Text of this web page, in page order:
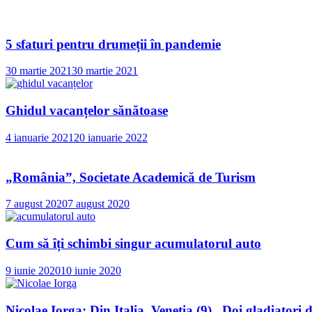
5 sfaturi pentru drumeții în pandemie
30 martie 202130 martie 2021
Ghidul vacanțelor sănătoase
4 ianuarie 2021 20 ianuarie 2022
„România”, Societate Academică de Turism
7 august 20207 august 2020
Cum să îți schimbi singur acumulatorul auto
9 iunie 202010 iunie 2020